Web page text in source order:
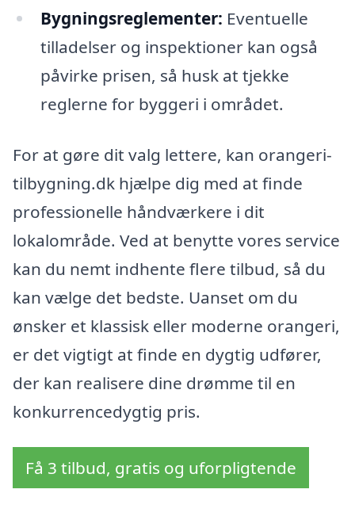
Bygningsreglementer: Eventuelle
tilladelser og inspektioner kan også
påvirke prisen, så husk at tjekke
reglerne for byggeri i området.
For at gøre dit valg lettere, kan orangeri-
tilbygning.dk hjælpe dig med at finde
professionelle håndværkere i dit
lokalområde. Ved at benytte vores service
kan du nemt indhente flere tilbud, så du
kan vælge det bedste. Uanset om du
ønsker et klassisk eller moderne orangeri,
er det vigtigt at finde en dygtig udfører,
der kan realisere dine drømme til en
konkurrencedygtig pris.
Få 3 tilbud, gratis og uforpligtende